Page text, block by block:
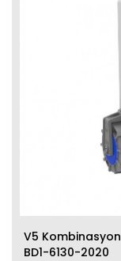
V5 Kombinasyon
BD1-6130-2020